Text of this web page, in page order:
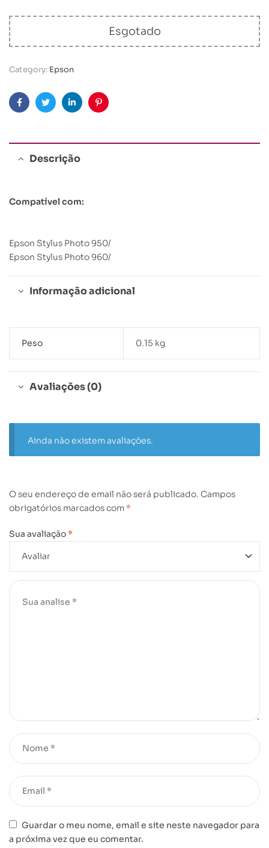
Esgotado
Category: Epson
FacebookTwitterLinkedinPinterest
Descrição
Compatível com:
Epson Stylus Photo 950/
Epson Stylus Photo 960/
Informação adicional
Peso 0.15 kg
Avaliações (0)
Ainda não existem avaliações.
O seu endereço de email não será publicado. Campos
obrigatórios marcados com *
Sua avaliação *
Guardar o meu nome, email e site neste navegador para
a próxima vez que eu comentar.